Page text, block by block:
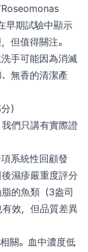
Roseomonas
期試驗中顯示
但值得關注。
手可能因為消滅
無香的清潔產
）
們只講有實際證
系統性回顧發
濕疹嚴重度評分
的魚類（3盎司
效，但品質差異
關。血中濃度低